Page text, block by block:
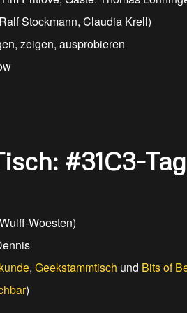
Stockmann, Claudia Krell)
zeigen, ausprobieren
#31C3-
Woesten)
, Geekstammtisch und Bits of
)